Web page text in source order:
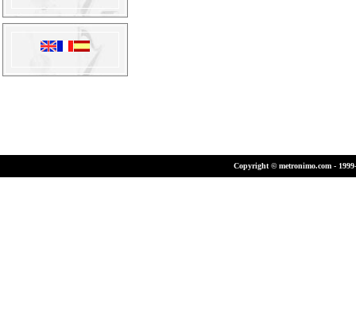
Copyright © metronimo.com -